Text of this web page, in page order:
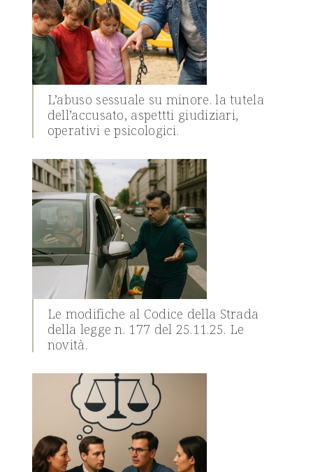
L’abuso sessuale su minore. la tutela
dell’accusato, aspettti giudiziari,
operativi e psicologici.
Le modifiche al Codice della Strada
della legge n. 177 del 25.11.25. Le
novità.